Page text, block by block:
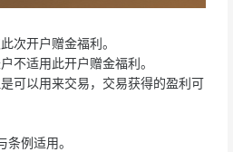
次开户赠金福利。
不适用此开户赠金福利。
可以用来交易，交易获得的盈利可
例适用。